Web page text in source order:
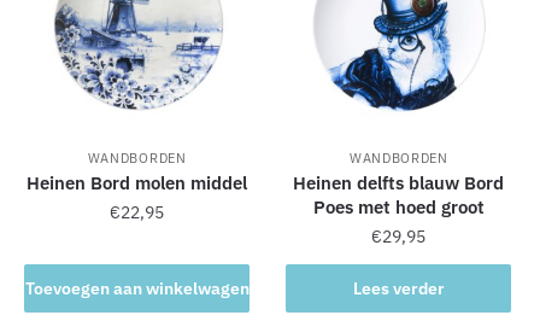
WANDBORDEN
Heinen Bord molen middel
€22,95
Toevoegen aan winkelwagen
WANDBORDEN
Heinen delfts blauw Bord
Poes met hoed groot
€29,95
Lees verder